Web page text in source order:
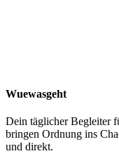
Wuewasgeht
Dein täglicher Begleiter
bringen Ordnung ins
und direkt.